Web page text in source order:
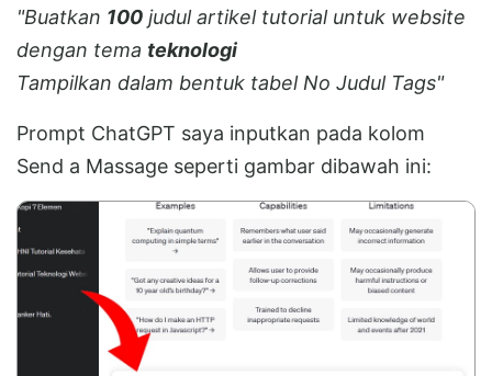
"Buatkan 100 judul artikel tutorial untuk website
dengan tema teknologi
Tampilkan dalam bentuk tabel No Judul Tags"
Prompt ChatGPT saya inputkan pada kolom
Send a Massage seperti gambar dibawah ini: